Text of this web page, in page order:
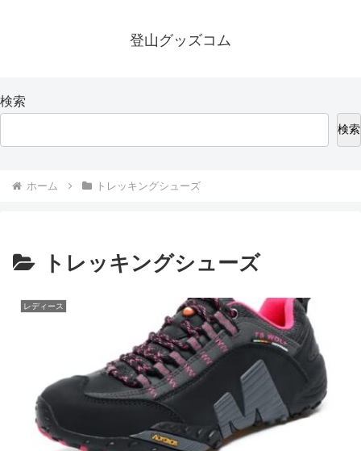
登山グッズコム
検索
検索
ホーム トレッキングシューズ
トレッキングシューズ
レディース